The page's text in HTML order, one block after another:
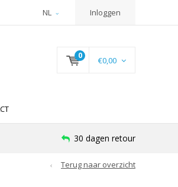
NL Inloggen
0 €0,00
30 dagen retour
Terug naar overzicht